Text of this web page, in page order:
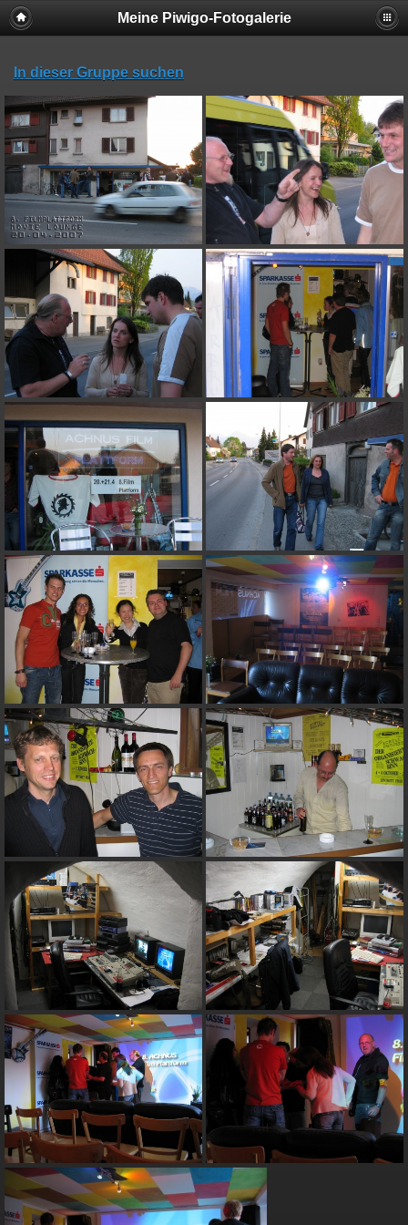
Meine Piwigo-Fotogalerie
In dieser Gruppe suchen